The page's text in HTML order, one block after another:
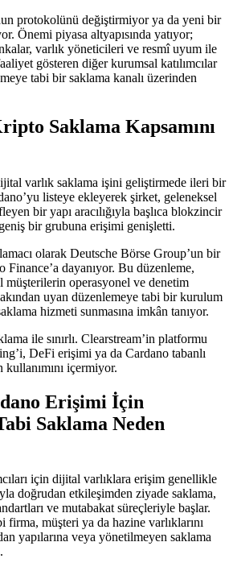
protokolünü değiştirmiyor ya da yeni bir
Önemi piyasa altyapısında yatıyor;
varlık yöneticileri ve resmî uyum ile
gösteren diğer kurumsal katılımcılar
tabi bir saklama kanalı üzerinden
Saklama Kapsamını
varlık saklama işini geliştirmede ileri bir
listeye ekleyerek şirket, geleneksel
bir yapı aracılığıyla başlıca blokzincir
bir grubuna erişimi genişletti.
olarak Deutsche Börse Group’un bir
Finance’a dayanıyor. Bu düzenleme,
müşterilerin operasyonel ve denetim
uyan düzenlemeye tabi bir kurulum
hizmeti sunmasına imkân tanıyor.
ile sınırlı. Clearstream’in platformu
DeFi erişimi ya da Cardano tabanlı
içermiyor.
Erişimi İçin
Saklama Neden
için dijital varlıklara erişim genellikle
doğrudan etkileşimden ziyade saklama,
ve mutabakat süreçleriyle başlar.
müşteri ya da hazine varlıklarını
yapılarına veya yönetilmeyen saklama